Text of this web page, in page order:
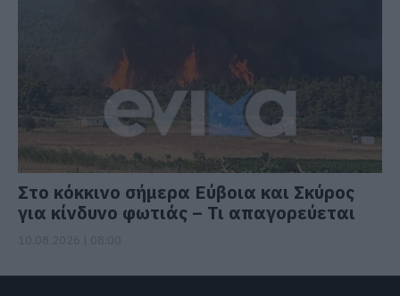
Στο κόκκινο σήμερα Εύβοια και Σκύρος
για κίνδυνο φωτιάς – Τι απαγορεύεται